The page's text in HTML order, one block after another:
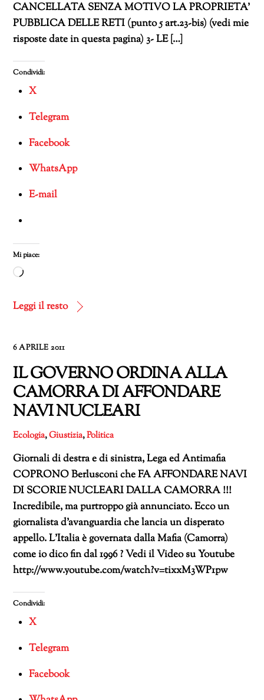
CANCELLATA SENZA MOTIVO LA PROPRIETA’
PUBBLICA DELLE RETI (punto 5 art.23-bis) (vedi mie
risposte date in questa pagina) 3- LE […]
Condividi:
X
Telegram
Facebook
WhatsApp
E-mail
Mi piace:
Caricamento
corso…
Leggi il resto
6 APRILE 2011
IL GOVERNO ORDINA ALLA
CAMORRA DI AFFONDARE
NAVI NUCLEARI
Ecologia,Giustizia,Politica
Giornali di destra e di sinistra, Lega ed Antimafia
COPRONO Berlusconi che FA AFFONDARE NAVI
DI SCORIE NUCLEARI DALLA CAMORRA !!!
Incredibile, ma purtroppo già annunciato. Ecco un
giornalista d’avanguardia che lancia un disperato
appello. L’Italia è governata dalla Mafia (Camorra)
come io dico fin dal 1996 ? Vedi il Video su Youtube
http://www.youtube.com/watch?v=tixxM3WP1pw
Condividi:
X
Telegram
Facebook